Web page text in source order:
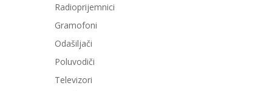
Radioprijemnici
Gramofoni
Odašiljači
Poluvodiči
Televizori